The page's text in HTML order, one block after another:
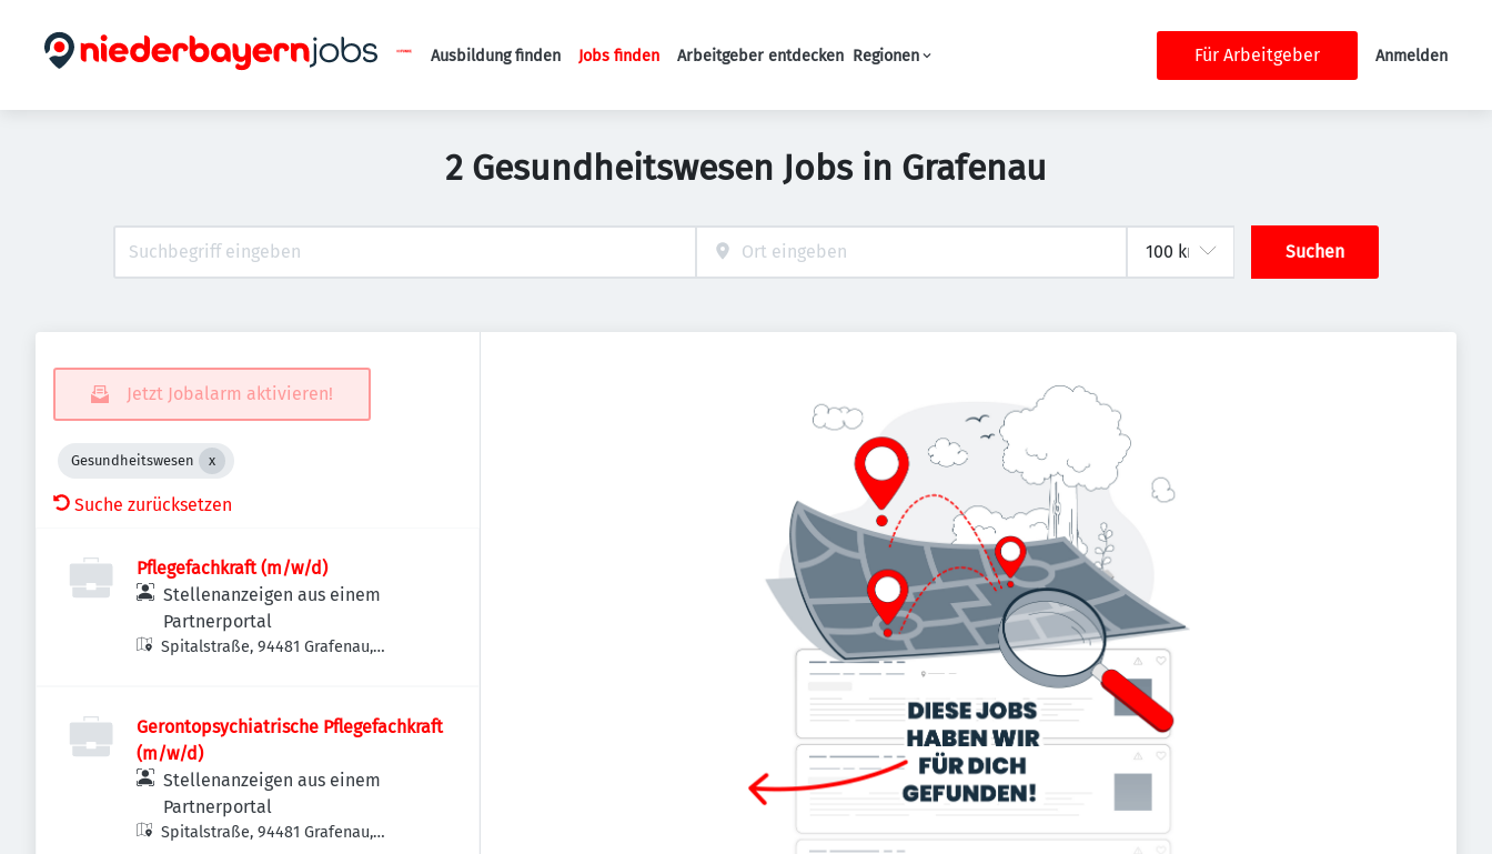
Haupt-Navigation
Ausbildung finden Jobs finden Arbeitgeber entdecken Regionen Für Arbeitgeber Anmelden
2 Gesundheitswesen Jobs in Grafenau
Suchen
Jetzt Jobalarm aktivieren!
Gesundheitswesen
Suche zurücksetzen
Pflegefachkraft (m/w/d)
Stellenanzeigen aus einem
Partnerportal
Spitalstraße, 94481 Grafenau,
Gerontopsychiatrische Pflegefachkraft
(m/w/d)
Stellenanzeigen aus einem
Partnerportal
Spitalstraße, 94481 Grafenau,